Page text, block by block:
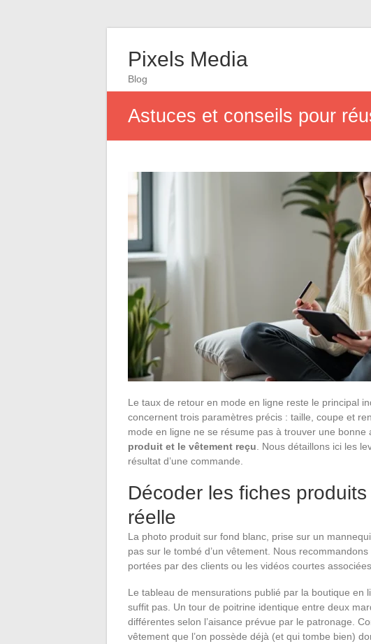
Pixels Media
Blog
Astuces et conseils pour
Le taux de retour en mode en ligne reste le principal
concernent trois paramètres précis : taille, coupe et
mode en ligne ne se résume pas à trouver une bonne
produit et le vêtement reçu . Nous détaillons ici les
résultat d’une commande.
Décoder les fiches
réelle
La photo produit sur fond blanc, prise sur un
pas sur le tombé d’un vêtement. Nous
portées par des clients ou les vidéos courtes
Le tableau de mensurations publié par la boutique en
suffit pas. Un tour de poitrine identique entre deux
différentes selon l’aisance prévue par le patronage.
vêtement que l’on possède déjà (et qui tombe bien)